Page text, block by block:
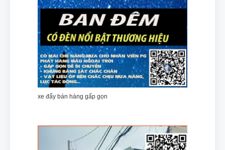
xe đẩy bán hàng gấp gọn